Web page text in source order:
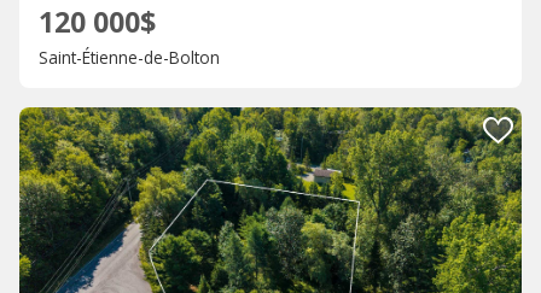
120 000$
Saint-Étienne-de-Bolton